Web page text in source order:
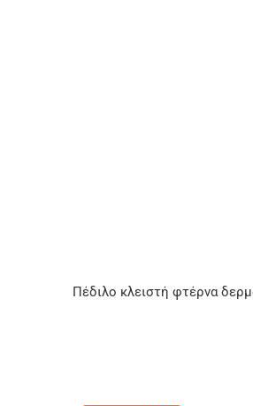
Πέδιλο κλειστή φτέρνα